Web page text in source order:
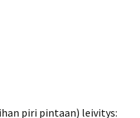
piri pintaan) leivitys: